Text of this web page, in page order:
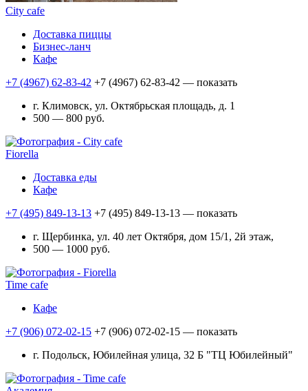
City cafe
Доставка пиццы
Бизнес-ланч
Кафе
+7 (4967) 62-83-42 +7 (4967) 62-83-42 — показать
г. Климовск, ул. Октябрьская площадь, д. 1
500 — 800 руб.
Fiorella
Доставка еды
Кафе
+7 (495) 849-13-13 +7 (495) 849-13-13 — показать
г. Щербинка, ул. 40 лет Октября, дом 15/1, 2й этаж,
500 — 1000 руб.
Time cafe
Кафе
+7 (906) 072-02-15 +7 (906) 072-02-15 — показать
г. Подольск, Юбилейная улица, 32 Б "ТЦ Юбилейный"